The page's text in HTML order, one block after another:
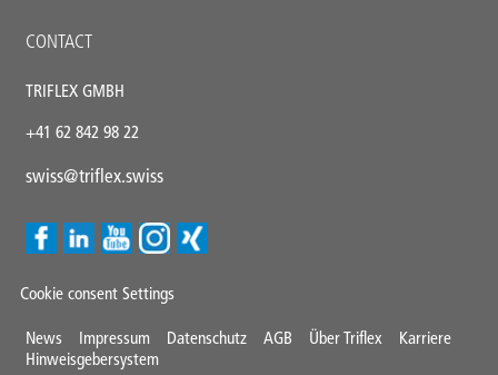
CONTACT
TRIFLEX GMBH
+41 62 842 98 22
swiss@triflex.swiss
Cookie consent Settings
Mini
News Impressum Datenschutz AGB Über Triflex
Karriere
Hinweisgebersystem